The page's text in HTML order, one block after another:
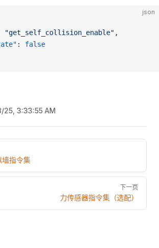
json
"get_self_collision_enable" ,
: false
25, 3:33:55 AM
墙指令集
下一页
力传感器指令集（选配）